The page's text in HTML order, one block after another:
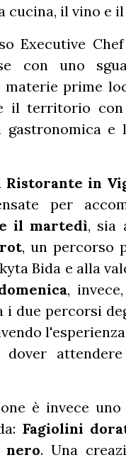
il vino e il
Executive Chef
con uno
materie prime
il territorio
Ristorante in
per
il martedì, sia
, un percorso
Bida e alla
,
i due percorsi
dover
è invece
Fagiolini
nero. Una